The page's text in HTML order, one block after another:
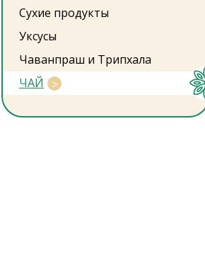
Сухие продукты
Уксусы
Чаванпраш и Трипхала
ЧАЙ